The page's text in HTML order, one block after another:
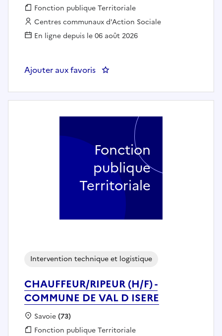
Fonction publique :
Fonction publique Territoriale
Employeur :
Centres communaux d'Action Sociale
En ligne depuis le 06 août 2026
Ajouter aux favoris : RESPONSABLE DU SECTEUR
CHAUFFEUR/RIPEUR (H/F) -
COMMUNE DE VAL D ISERE
Intervention technique et logistique
Localisation :
Savoie(73)
Fonction publique :
Fonction publique Territoriale
Fonction
publique
Territoriale